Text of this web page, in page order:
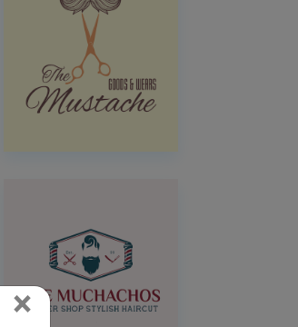
× Close